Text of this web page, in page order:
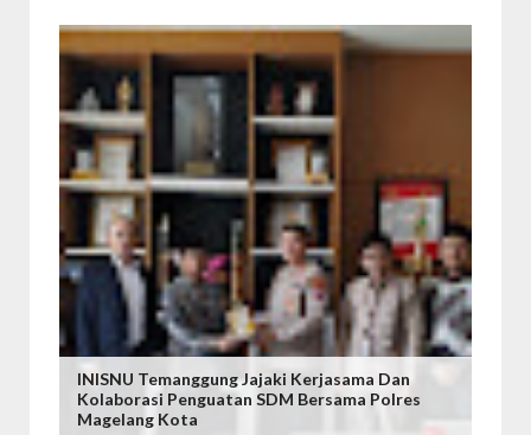
INISNU Temanggung Jajaki Kerjasama Dan
Kolaborasi Penguatan SDM Bersama Polres
Magelang Kota